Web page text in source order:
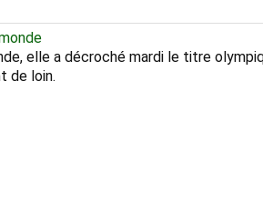
elle a décroché mardi le titre
de loin.